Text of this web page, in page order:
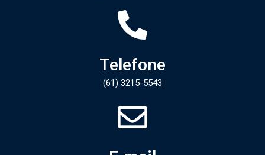
Telefone
(61) 3215-5543​